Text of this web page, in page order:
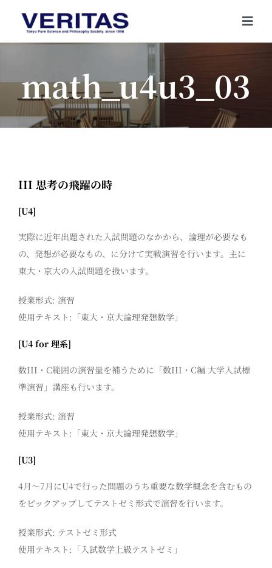
content
math_u4u3_03
III 思考の飛躍の時
[U4]
実際に近年出題された入試問題のなかから、論理が必要なも
の、発想が必要なもの、に分けて実戦演習を行います。主に
東大・京大の入試問題を扱います。
授業形式: 演習
使用テキスト:「東大・京大論理発想数学」
[U4 for 理系]
数III・C範囲の演習量を補うために「数III・C編 大学入試標
準演習」講座も行います。
授業形式: 演習
使用テキスト:「東大・京大論理発想数学」
[U3]
4月～7月にU4で行った問題のうち重要な数学概念を含むもの
をピックアップしてテストゼミ形式で演習を行います。
授業形式: テストゼミ形式
使用テキスト:「入試数学上級テストゼミ」